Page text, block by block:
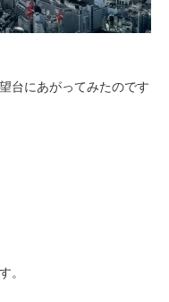
台にあがってみたのです
。